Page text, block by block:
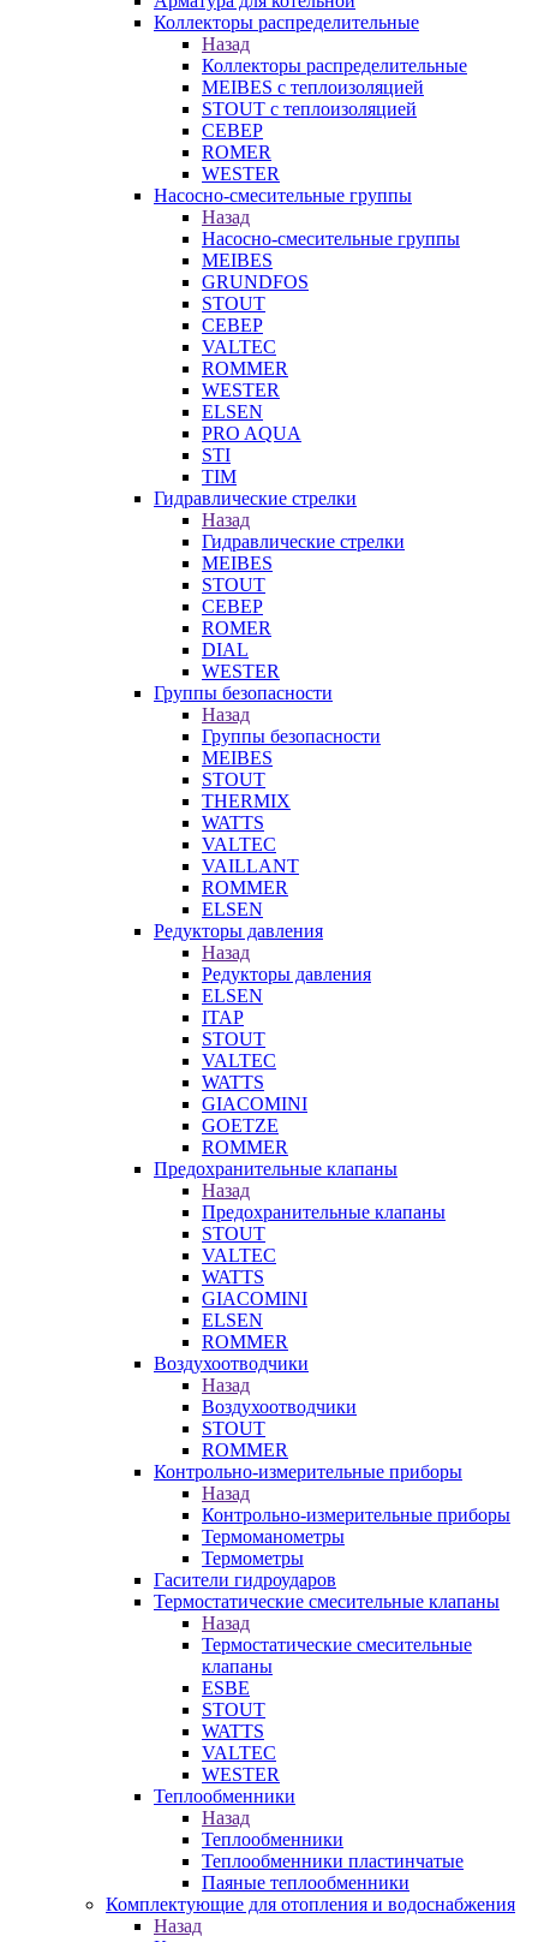
Коллекторы распределительные
Назад
Коллекторы распределительные
MEIBES с теплоизоляцией
STOUT с теплоизоляцией
СЕВЕР
ROMER
WESTER
Насосно-смесительные группы
Назад
Насосно-смесительные группы
MEIBES
GRUNDFOS
STOUT
СЕВЕР
VALTEC
ROMMER
WESTER
ELSEN
PRO AQUA
STI
TIM
Гидравлические стрелки
Назад
Гидравлические стрелки
MEIBES
STOUT
СЕВЕР
ROMER
DIAL
WESTER
Группы безопасности
Назад
Группы безопасности
MEIBES
STOUT
THERMIX
WATTS
VALTEC
VAILLANT
ROMMER
ELSEN
Редукторы давления
Назад
Редукторы давления
ELSEN
ITAP
STOUT
VALTEC
WATTS
GIACOMINI
GOETZE
ROMMER
Предохранительные клапаны
Назад
Предохранительные клапаны
STOUT
VALTEC
WATTS
GIACOMINI
ELSEN
ROMMER
Воздухоотводчики
Назад
Воздухоотводчики
STOUT
ROMMER
Контрольно-измерительные приборы
Назад
Контрольно-измерительные приборы
Термоманометры
Термометры
Гасители гидроударов
Термостатические смесительные клапаны
Назад
Термостатические смесительные
клапаны
ESBE
STOUT
WATTS
VALTEC
WESTER
Теплообменники
Назад
Теплообменники
Теплообменники пластинчатые
Паяные теплообменники
Комплектующие для отопления и водоснабжения
Назад